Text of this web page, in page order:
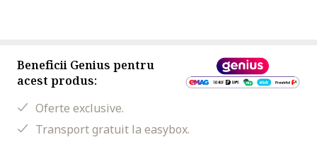
Beneficii Genius pentru
acest produs:
Oferte exclusive.
Transport gratuit la easybox.